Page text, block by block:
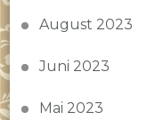
August 2023
Juni 2023
Mai 2023